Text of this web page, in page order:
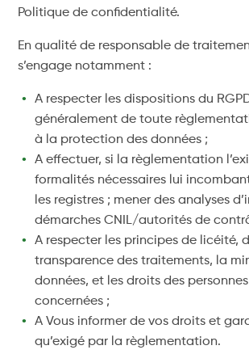
Politique de confidentialité.
En qualité de responsable de
s’engage notamment :
A respecter les dispositions du
généralement de toute
à la protection des données ;
A effectuer, si la règlementation
formalités nécessaires lui
les registres ; mener des analyses
démarches CNIL/autorités de
A respecter les principes de licéité,
transparence des traitements, la
données, et les droits des
concernées ;
A Vous informer de vos droits et
qu’exigé par la règlementation.